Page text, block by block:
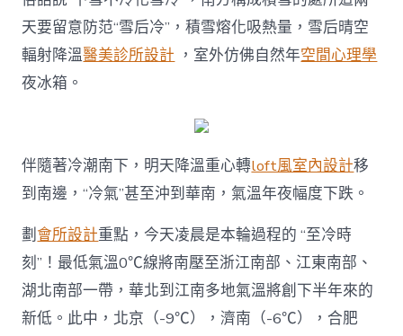
天要留意防范“雪后冷”，積雪熔化吸熱量，雪后晴空
輻射降溫醫美診所設計 ，室外仿佛自然年空間心理學
夜冰箱。
伴隨著冷潮南下，明天降溫重心轉loft風室內設計移
到南邊，“冷氣”甚至沖到華南，氣溫年夜幅度下跌。
劃會所設計重點，今天凌晨是本輪過程的 “至冷時
刻”！最低氣溫0℃線將南壓至浙江南部、江東南部、
湖北南部一帶，華北到江南多地氣溫將創下半年來的
新低。此中，北京（-9℃），濟南（-6℃），合肥